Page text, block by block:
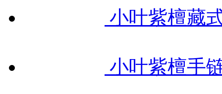
小叶紫檀藏
小叶紫檀手